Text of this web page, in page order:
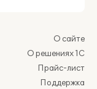
О сайте
О решениях 1С
Прайс-лист
Поддержка